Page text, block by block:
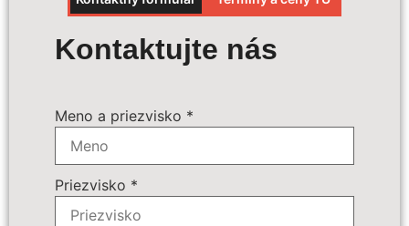
Kontaktujte nás
Meno a priezvisko *
Priezvisko *
Výpočet ceny
Povinné príplatky:
Doplnkové služby: